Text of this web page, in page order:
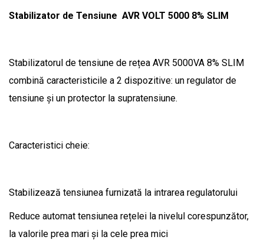
Stabilizator de Tensiune AVR VOLT 5000 8% SLIM
Stabilizatorul de tensiune de rețea AVR 5000VA 8% SLIM
combină caracteristicile a 2 dispozitive: un regulator de
tensiune și un protector la supratensiune.
Caracteristici cheie:
Stabilizează tensiunea furnizată la intrarea regulatorului
Reduce automat tensiunea rețelei la nivelul corespunzător,
la valorile prea mari și la cele prea mici